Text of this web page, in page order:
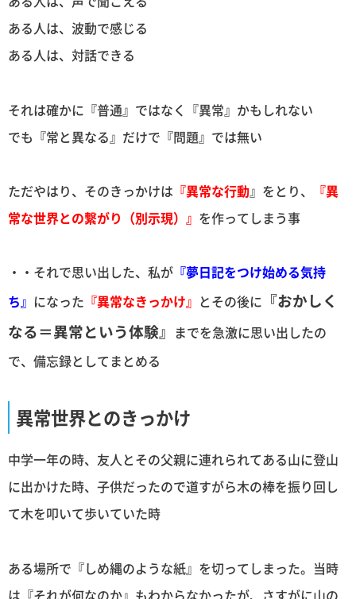
ある人は、波動で感じる
ある人は、対話できる
それは確かに『普通』ではなく『異常』かもしれない
でも『常と異なる』だけで『問題』では無い
ただやはり、そのきっかけは 『異常な行動』をとり、
『異
常な世界との繋がり（別示現）』 を作ってしまう事
・・それで思い出した、私が 『夢日記をつけ始める気持
ち』 になった 『異常なきっかけ』 とその後に 『おかしく
なる＝異常という体験』 までを急激に思い出したの
で、備忘録としてまとめる
異常世界とのきっかけ
中学一年の時、友人とその父親に連れられてある山に登山
に出かけた時、子供だったので道すがら木の棒を振り回し
て木を叩いて歩いていた時
ある場所で『しめ縄のような紙』を切ってしまった。当時
は『それが何なのか』もわからなかったが、さすがに山の